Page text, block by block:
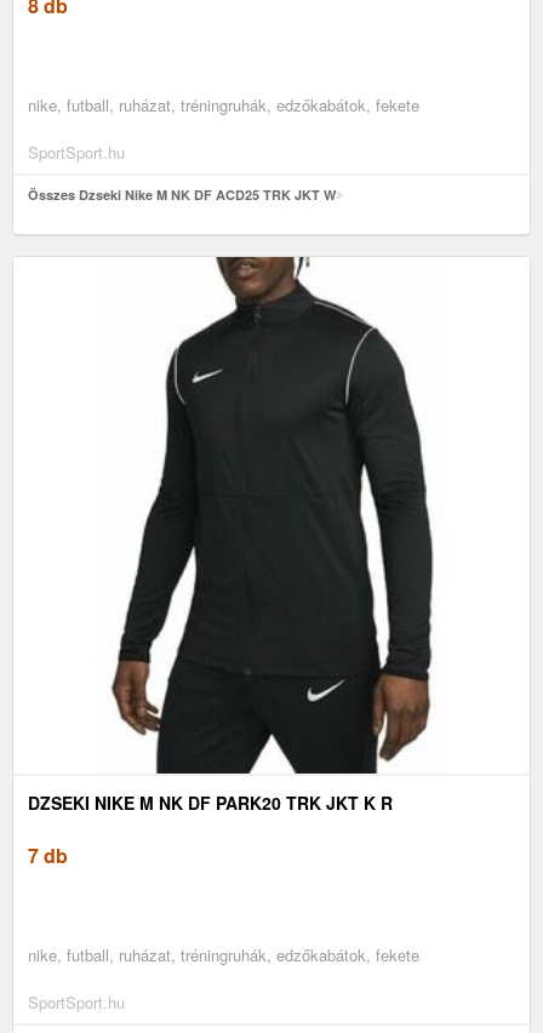
nike, futball, ruházat, tréningruhák, edzőkabátok, fekete
SportSport.hu
Összes Dzseki Nike M NK DF ACD25 TRK JKT W
DZSEKI NIKE M NK DF PARK20 TRK JKT K R
7 db
nike, futball, ruházat, tréningruhák, edzőkabátok, fekete
SportSport.hu